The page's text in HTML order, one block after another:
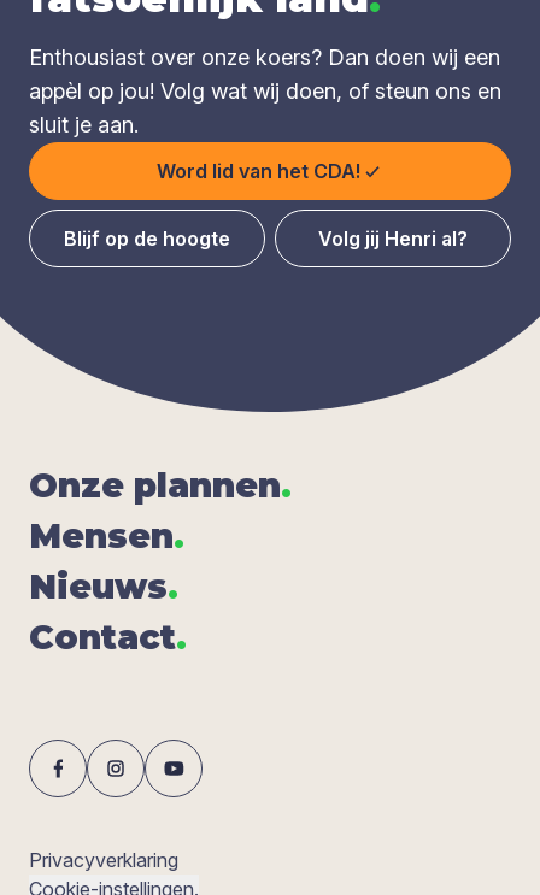
Enthousiast over onze koers? Dan doen wij een
appèl op jou! Volg wat wij doen, of steun ons en
sluit je aan.
Word lid van het CDA!
Blijf op de hoogte Volg jij Henri al?
Onze plan­nen.
Men­sen.
Nieuws.
Con­tact.
Privacyverklaring
Cookie-instellingen.